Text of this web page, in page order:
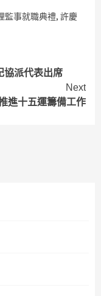
監事就職典禮, 許慶
協派代表出席
Next
進十五運籌備工作